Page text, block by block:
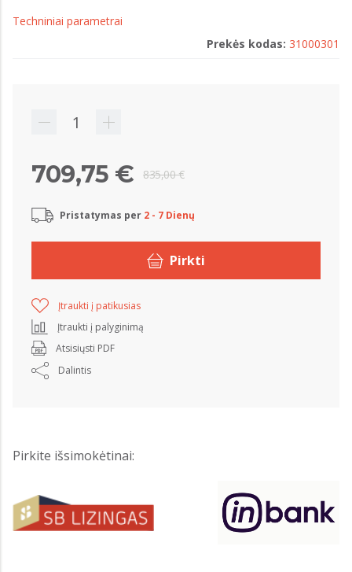
Techniniai parametrai
Prekės kodas: 31000301
835,00 €
709,75 €
Pristatymas per 2 - 7 Dienų
Pirkti
Įtraukti į patikusias
Įtraukti į palyginimą
Atsisiųsti PDF
Dalintis
Pirkite išsimokėtinai: